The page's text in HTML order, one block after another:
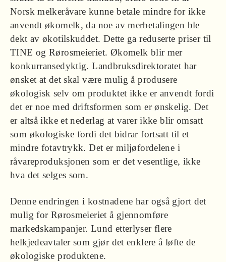
Norsk melkeråvare kunne betale mindre for ikke
anvendt økomelk, da noe av merbetalingen ble
dekt av økotilskuddet. Dette ga reduserte priser til
TINE og Rørosmeieriet. Økomelk blir mer
konkurransedyktig. Landbruksdirektoratet har
ønsket at det skal være mulig å produsere
økologisk selv om produktet ikke er anvendt fordi
det er noe med driftsformen som er ønskelig. Det
er altså ikke et nederlag at varer ikke blir omsatt
som økologiske fordi det bidrar fortsatt til et
mindre fotavtrykk. Det er miljøfordelene i
råvareproduksjonen som er det vesentlige, ikke
hva det selges som.
Denne endringen i kostnadene har også gjort det
mulig for Rørosmeieriet å gjennomføre
markedskampanjer. Lund etterlyser flere
helkjedeavtaler som gjør det enklere å løfte de
økologiske produktene.